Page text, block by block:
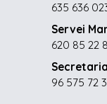
635 636
Servei
620 85 22
96 575 72